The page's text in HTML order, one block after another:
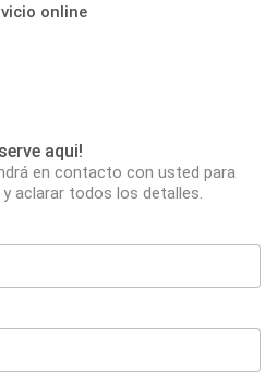
online
aqui!
en contacto con usted para
aclarar todos los detalles.